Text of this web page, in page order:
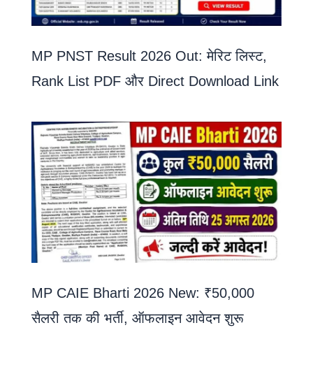
MP PNST Result 2026 Out: मेरिट लिस्ट,
Rank List PDF और Direct Download Link
MP CAIE Bharti 2026 New: ₹50,000
सैलरी तक की भर्ती, ऑफलाइन आवेदन शुरू